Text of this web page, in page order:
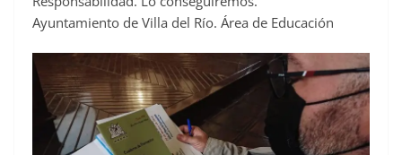
Ayuntamiento de Villa del Río. Área de Educación